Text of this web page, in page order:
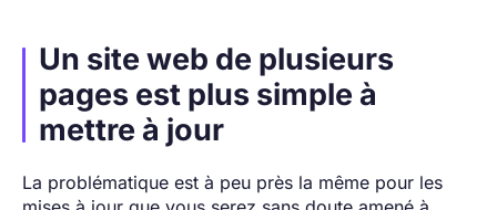
Un site web de plusieurs
pages est plus simple à
mettre à jour
La problématique est à peu près la même pour les